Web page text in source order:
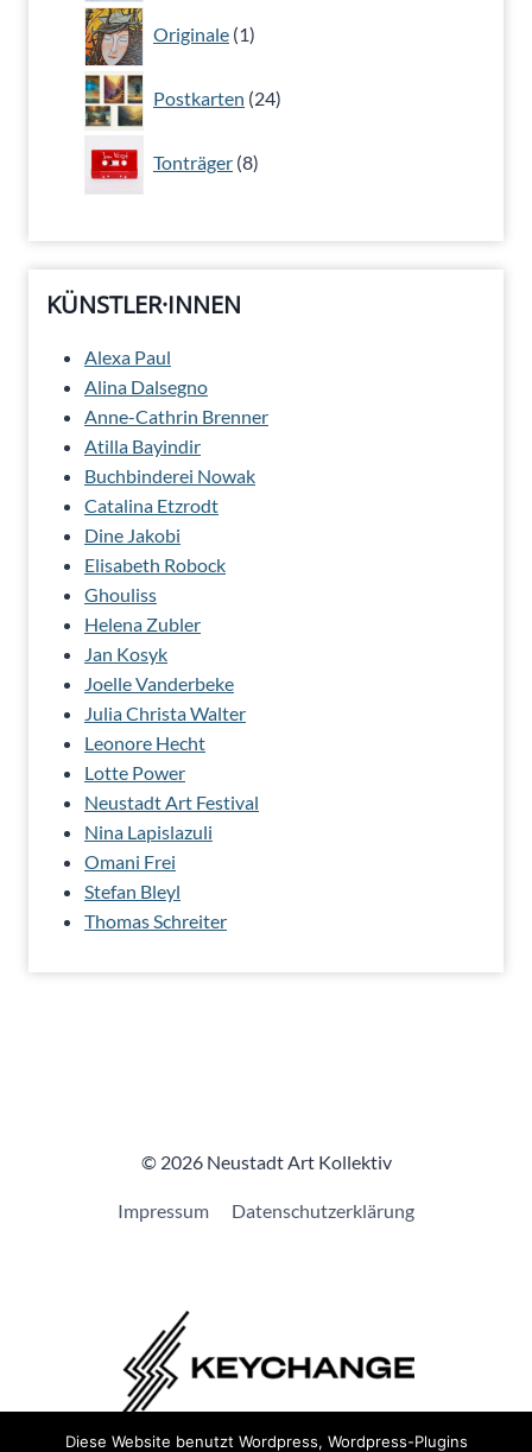
Originale 1
1
Produkt
Postkarten 24
24
Produkte
Tonträger 8
8
Produkte
KÜNSTLER·INNEN
Alexa Paul
Alina Dalsegno
Anne-Cathrin Brenner
Atilla Bayindir
Buchbinderei Nowak
Catalina Etzrodt
Dine Jakobi
Elisabeth Robock
Ghouliss
Helena Zubler
Jan Kosyk
Joelle Vanderbeke
Julia Christa Walter
Leonore Hecht
Lotte Power
Neustadt Art Festival
Nina Lapislazuli
Omani Frei
Stefan Bleyl
Thomas Schreiter
© 2026 Neustadt Art Kollektiv
Impressum Datenschutzerklärung
Diese Website benutzt Wordpress, Wordpress-Plugins